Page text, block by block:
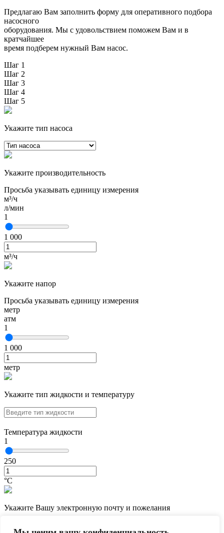
Предлагаю Вам заполнить форму для оперативного подбора
насосного
оборудования. Мы с удовольствием поможем Вам и в
кратчайшее
время подберем нужный Вам насос.
Шаг 1
Шаг 2
Шаг 3
Шаг 4
Шаг 5
Укажите тип насоса
Укажите производительность
Просьба указывать единицу измерения
м³/ч
л/мин
1
1 000
м³/ч
Укажите напор
Просьба указывать единицу измерения
метр
атм
1
1 000
метр
Укажите тип жидкости и температуру
Температура жидкости
1
250
°С
Укажите Вашу электронную почту и пожелания